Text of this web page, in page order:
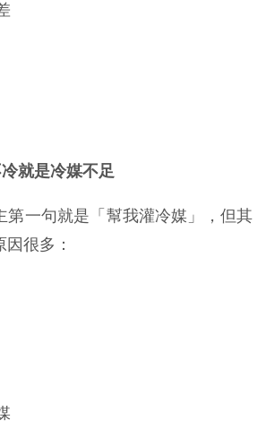
就是冷媒不足
第一句就是「幫我灌冷媒」，但其
很多：